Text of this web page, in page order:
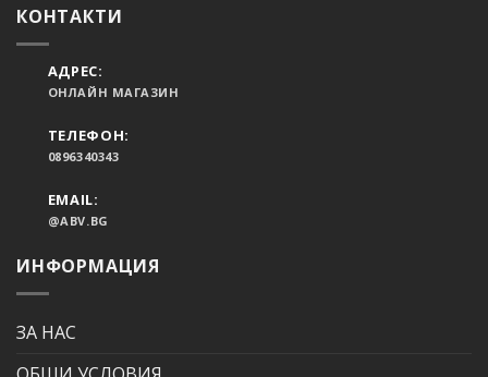
КОНТАКТИ
АДРЕС:
ОНЛАЙН МАГАЗИН
ТЕЛЕФОН:
0896340343
EMAIL:
@ABV.BG
ИНФОРМАЦИЯ
ЗА НАС